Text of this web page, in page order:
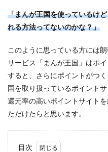
「まんが王国を使っているけ
れる方法ってないのかな？」
このように思っている方には
サービス「まんが王国」はポ
すると、さらにポイントがつ
国を取り扱っているポイント
還元率の高いポイントサイト
ただけたらと思います。
目次